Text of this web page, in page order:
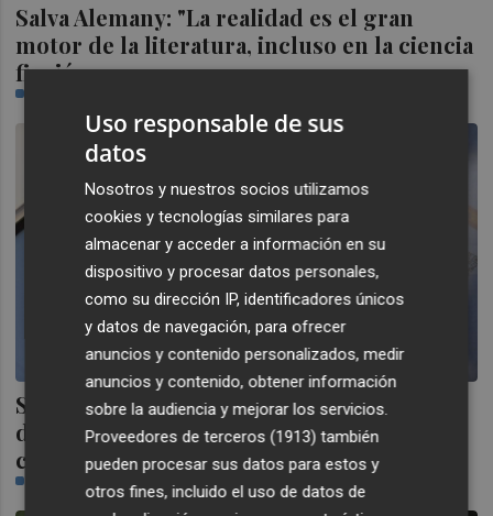
Salva Alemany: "La realidad es el gran
motor de la literatura, incluso en la ciencia
ficción
Sanidad saca a licitación el mantenimiento
de la plataforma para obtener el
certificado Covid UE
Uso responsable de sus
datos
Nosotros y nuestros socios utilizamos
cookies y tecnologías similares para
almacenar y acceder a información en su
dispositivo y procesar datos personales,
como su dirección IP, identificadores únicos
y datos de navegación, para ofrecer
anuncios y contenido personalizados, medir
anuncios y contenido, obtener información
sobre la audiencia y mejorar los servicios.
Proveedores de terceros (1913) también
pueden procesar sus datos para estos y
otros fines, incluido el uso de datos de